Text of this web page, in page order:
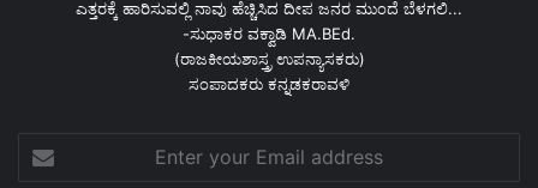
ಎತ್ತರಕ್ಕೆ ಹಾರಿಸುವಲ್ಲಿ ನಾವು ಹೆಚ್ಚಿಸಿದ ದೀಪ ಜನರ ಮುಂದೆ ಬೆಳಗಲಿ...
-ಸುಧಾಕರ ವಕ್ವಾಡಿ MA.BEd.
(ರಾಜಕೀಯಶಾಸ್ತ್ರ ಉಪನ್ಯಾಸಕರು)
ಸಂಪಾದಕರು ಕನ್ನಡಕರಾವಳಿ
your